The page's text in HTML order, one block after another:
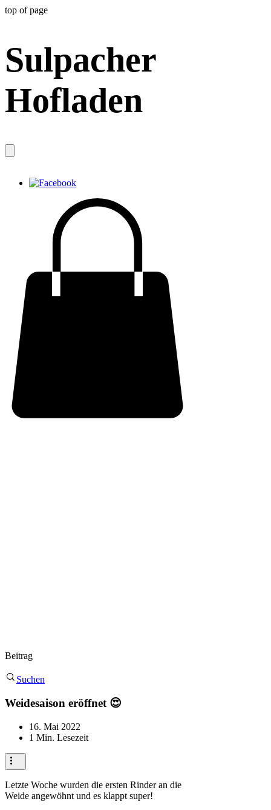
top of page
Sulpacher
Hofladen
Beitrag
Suchen
Weidesaison eröffnet 😍
16. Mai 2022
1 Min. Lesezeit
Letzte Woche wurden die ersten Rinder an die
Weide angewöhnt und es klappt super!